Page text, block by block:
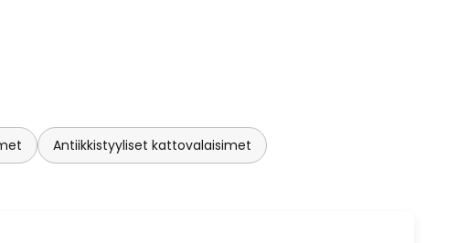
Antiikkistyyliset kattovalaisimet